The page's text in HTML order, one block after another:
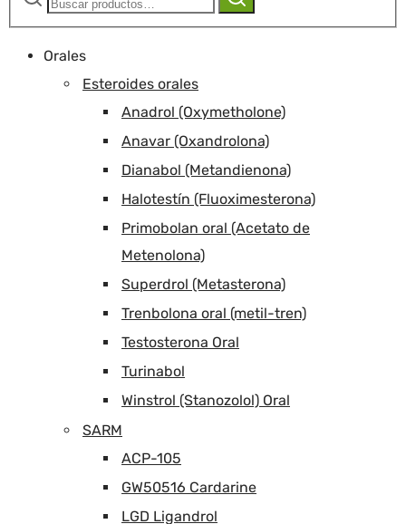
Orales
Esteroides orales
Anadrol (Oxymetholone)
Anavar (Oxandrolona)
Dianabol (Metandienona)
Halotestín (Fluoximesterona)
Primobolan oral (Acetato de
Metenolona)
Superdrol (Metasterona)
Trenbolona oral (metil-tren)
Testosterona Oral
Turinabol
Winstrol (Stanozolol) Oral
SARM
ACP-105
GW50516 Cardarine
LGD Ligandrol